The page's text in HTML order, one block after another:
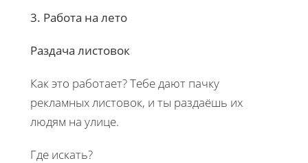
3. Работа на лето
Раздача листовок
Как это работает? Тебе дают пачку
рекламных листовок, и ты раздаёшь их
людям на улице.
Где искать?